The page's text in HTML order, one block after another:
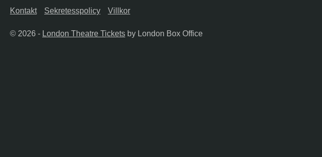
Kontakt Sekretesspolicy Villkor
© 2026 - London Theatre Tickets by London Box Office